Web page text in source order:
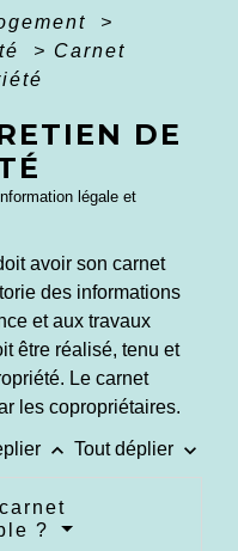
>
> Carnet
DE
légale et
avoir son carnet
des informations
et aux travaux
être réalisé, tenu et
Le carnet
les copropriétaires.
keyboard_arrow_up Tout déplier keyboard_arrow_down
?